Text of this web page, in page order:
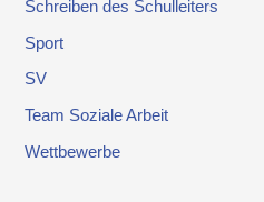
Schreiben des Schulleiters
Sport
SV
Team Soziale Arbeit
Wettbewerbe